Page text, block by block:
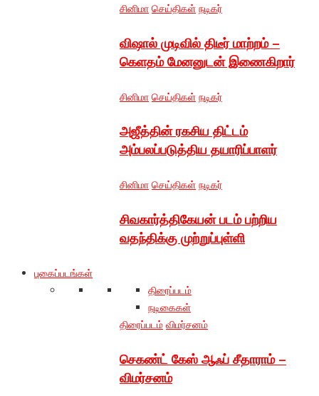
சினிமா செய்திகள் நடிகர்
விஷால் முடிவில் திடீர் மாற்றம் –
கெளதம் மேனனுடன் இணைகிறார்
சினிமா செய்திகள் நடிகர்
அஜீத்தின் ரகசிய திட்டம்
அம்பலப்படுத்திய தயாரிப்பாளர்
சினிமா செய்திகள் நடிகர்
சிவகார்த்திகேயன் படம் பற்றிய
வதந்திக்கு முற்றுப்புள்ளி
புகைப்படங்கள்
திரைப்படம்
நடிகைகள்
திரைப்படம் விமர்சனம்
செகண்ட் கேஸ் ஆஃப் சீதாராம் –
விமர்சனம்